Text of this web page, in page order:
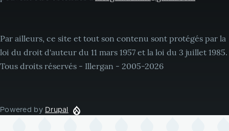
Par ailleurs, ce site et tout son contenu sont protégés par la
loi du droit d'auteur du 11 mars 1957 et la loi du 3 juillet 1985.
Tous droits réservés - Illergan - 2005-2026
Powered by Drupal